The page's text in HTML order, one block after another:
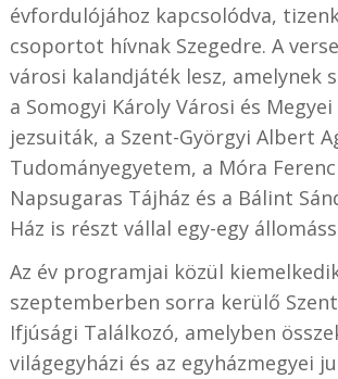
évfordulójához kapcsolódva,
csoportot hívnak Szegedre. A
városi kalandjáték lesz, amelynek
a Somogyi Károly Városi és
jezsuiták, a Szent-Györgyi Albert
Tudományegyetem, a Móra
Napsugaras Tájház és a Bálint
Ház is részt vállal egy-egy
Az év programjai közül
szeptemberben sorra kerülő
Ifjúsági Találkozó, amelyben
világegyházi és az egyházmegyei